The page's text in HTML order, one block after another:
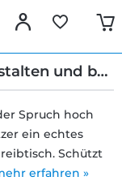
und bedrucken
Spruch hoch
ein echtes
Schützt
erfahren »